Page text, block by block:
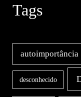
Tags
autoimportância
desconhecido